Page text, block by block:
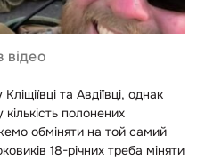
відео
та Авдіївці, однак
полонених
обміняти на той самий
18-річних треба міняти